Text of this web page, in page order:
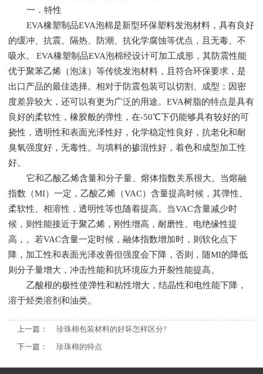
一．特性
EVA橡塑制品EVA泡棉是新型环保塑料发泡材料，具有良好
的缓冲、抗震、隔热、防潮、抗化学腐蚀等优点，且无毒、不
吸水。 EVA橡塑制品EVA泡棉经设计可加工成形，其防震性能
优于聚苯乙烯（泡沫）等传统发泡材料，且符合环保要求，是
出口产品的最佳选择。相对于防震包装可以切割、成型；因密
度差异较大，还可以有更为广泛的用途。EVA树脂的特点是具有
良好的柔软性，橡胶般的弹性，在-50℃下仍能够具有较好的可
挠性，透明性和表面光泽性好，化学稳定性良好，抗老化和耐
臭氧强度好，无毒性。与填料的掺混性好，着色和成型加工性
好。
它和乙酸乙烯含量和分子量、熔体指数关系很大。当熔融
指数（MI）一定，乙酸乙烯（VAC）含量提高时候，其弹性、
柔软性、相溶性，透明性等也随着提高。当VAC含量减少时
候，则性能接近于聚乙烯，刚性增高，耐磨性、电绝缘性提
高，。若VAC含量一定时候，融体指数增加时，则软化点下
降，加工性和表面光泽改善但强度会下降，否则，随MI的降低
则分子量增大，冲击性能和抗环境应力开裂性能提高。
乙酸根的极性使弹性和粘性增大，结晶性和电性能下降，
溶于烃类溶剂和油类。
上一篇：
珍珠棉包装材料的好坏怎样区分?
下一篇：
珍珠棉的特点